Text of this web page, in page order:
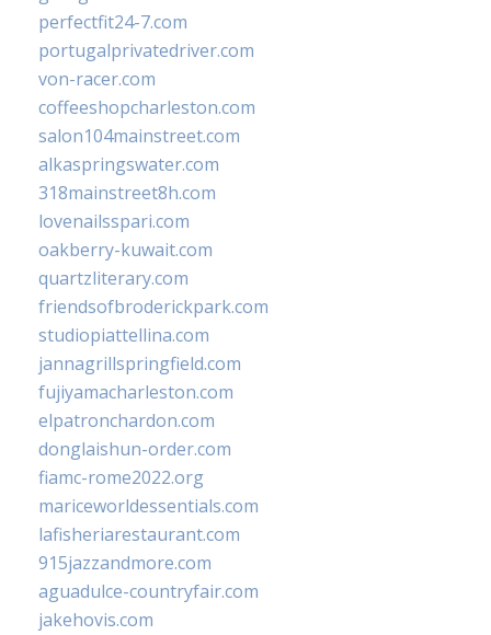
perfectfit24-7.com
portugalprivatedriver.com
von-racer.com
coffeeshopcharleston.com
salon104mainstreet.com
alkaspringswater.com
318mainstreet8h.com
lovenailsspari.com
oakberry-kuwait.com
quartzliterary.com
friendsofbroderickpark.com
studiopiattellina.com
jannagrillspringfield.com
fujiyamacharleston.com
elpatronchardon.com
donglaishun-order.com
fiamc-rome2022.org
mariceworldessentials.com
lafisheriarestaurant.com
915jazzandmore.com
aguadulce-countryfair.com
jakehovis.com